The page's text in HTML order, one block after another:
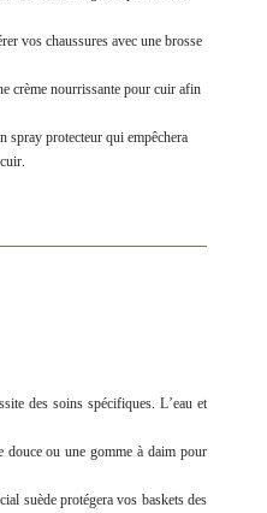
vos chaussures avec une brosse
crème nourrissante pour cuir afin
spray protecteur qui empêchera
des soins spécifiques. L’eau et
douce ou une gomme à daim pour
suède protégera vos baskets des